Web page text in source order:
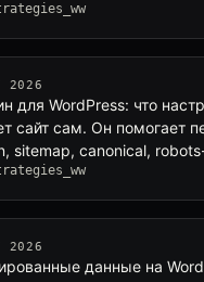
2026
для WordPress: что
сайт сам. Он помогает
sitemap, canonical,
2026
данные на